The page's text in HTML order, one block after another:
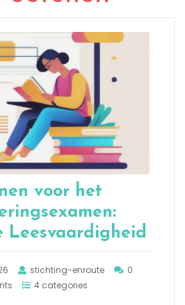
voor het
Leesvaardigheid
stichting-enroute
0
4 categories